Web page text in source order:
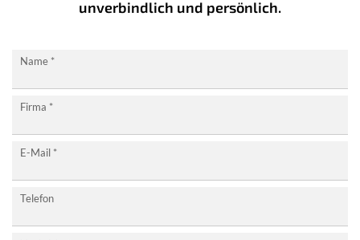
unverbindlich und persönlich.
Kontaktformular
neu
Name *
Firma *
E-Mail *
Telefon